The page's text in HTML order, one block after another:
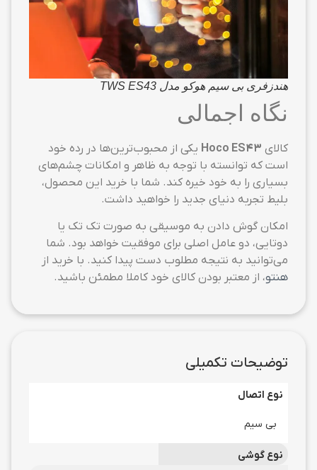
هندزفری بی سیم هوکو مدل TWS ES43
نگاه اجمالی
کالای Hoco ES43 یکی از محبوب‌ترین‌ها در رده خود
است که توانسته با توجه به ظاهر و امکانات چشم‌های
بسیاری را به خود خیره کند. شما با خرید این محصول،
بلیط تجربه دنیای جدید را خواهید داشت.
امکان گوش دادن به موسیقی به صورت تک تک یا
دوتایی، دو عامل اصلی برای موفقیت خواهد بود. شما
می‌توانید به نتیجه مطلوب دست پیدا کنید. با خرید از
هنتو، از معتبر بودن کالای خود کاملا مطمئن باشید.
توضیحات تکمیلی
نوع اتصال
بی سیم
نوع گوشی